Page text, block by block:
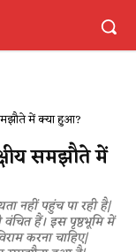
में क्या हुआ?
समझौते में
नहीं पहुंच पा रही है​|
हैं। इस पृष्ठभूमि में
करना चाहिए​|​